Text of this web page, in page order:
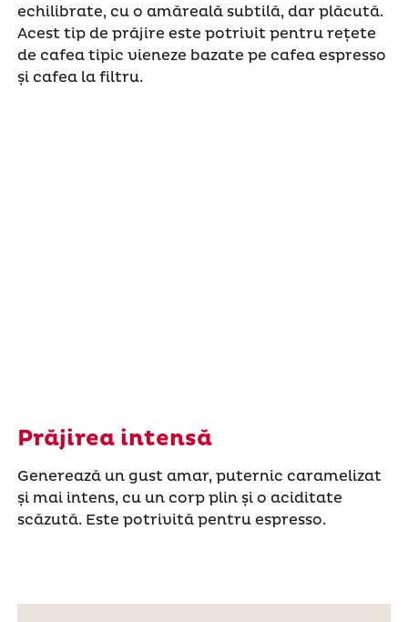
echilibrate, cu o amăreală subtilă, dar plăcută.
Acest tip de prăjire este potrivit pentru rețete
de cafea tipic vieneze bazate pe cafea espresso
și cafea la filtru.
Prăjirea intensă
Generează un gust amar, puternic caramelizat
și mai intens, cu un corp plin și o aciditate
scăzută. Este potrivită pentru espresso.